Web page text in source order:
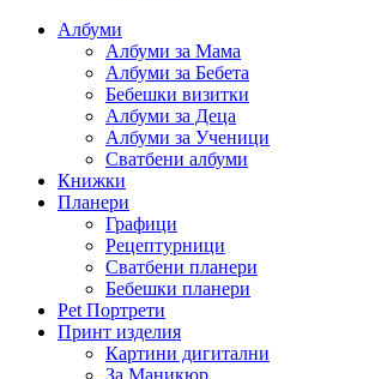
Албуми
Албуми за Мама
Албуми за Бебета
Бебешки визитки
Албуми за Деца
Албуми за Ученици
Сватбени албуми
Книжки
Планери
Графици
Рецептурници
Сватбени планери
Бебешки планери
Pet Портрети
Принт изделия
Картини дигитални
За Маникюр